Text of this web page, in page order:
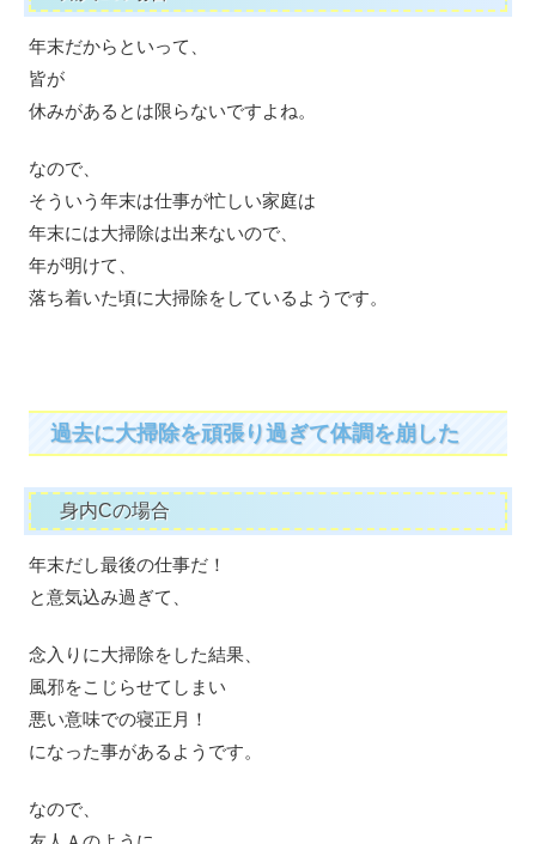
年末だからといって、
皆が
休みがあるとは限らないですよね。
なので、
そういう年末は仕事が忙しい家庭は
年末には大掃除は出来ないので、
年が明けて、
落ち着いた頃に大掃除をしているようです。
過去に大掃除を頑張り過ぎて体調を崩した
身内Cの場合
年末だし最後の仕事だ！
と意気込み過ぎて、
念入りに大掃除をした結果、
風邪をこじらせてしまい
悪い意味での寝正月！
になった事があるようです。
なので、